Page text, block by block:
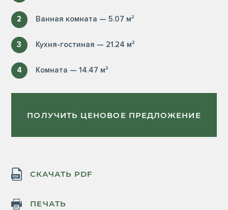
2 Ванная комната — 5.07 м²
3 Кухня-гостиная — 21.24 м²
4 Комната — 14.47 м²
ПОЛУЧИТЬ ЦЕНОВОЕ ПРЕДЛОЖЕНИЕ
СКАЧАТЬ PDF
ПЕЧАТЬ